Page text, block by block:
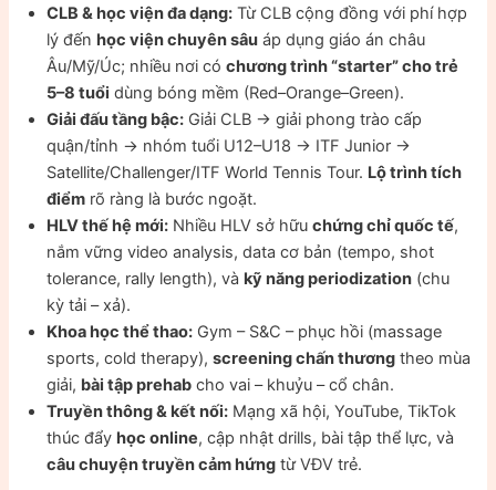
CLB & học viện đa dạng: Từ CLB cộng đồng với phí hợp
lý đếnhọc viện chuyên sâu áp dụng giáo án châu
Âu/Mỹ/Úc; nhiều nơi cóchương trình “starter” cho trẻ
5–8 tuổi dùng bóng mềm (Red–Orange–Green).
Giải đấu tầng bậc: Giải CLB → giải phong trào cấp
quận/tỉnh → nhóm tuổi U12–U18 → ITF Junior →
Satellite/Challenger/ITF World Tennis Tour. Lộ trình tích
điểm rõ ràng là bước ngoặt.
HLV thế hệ mới: Nhiều HLV sở hữuchứng chỉ quốc tế,
nắm vững video analysis, data cơ bản (tempo, shot
tolerance, rally length), vàkỹ năng periodization (chu
kỳ tải – xả).
Khoa học thể thao: Gym – S&C – phục hồi (massage
sports, cold therapy),screening chấn thương theo mùa
giải, bài tập prehab cho vai – khuỷu – cổ chân.
Truyền thông & kết nối: Mạng xã hội, YouTube, TikTok
thúc đẩyhọc online, cập nhật drills, bài tập thể lực, và
câu chuyện truyền cảm hứng từ VĐV trẻ.